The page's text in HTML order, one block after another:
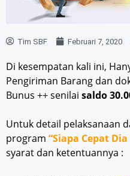
Tim SBF Februari 7, 2020
Di kesempatan kali ini,
Pengiriman Barang dan
Bunus ++ senilai saldo
Untuk detail pelaksanaan
program “Siapa Cepat
syarat dan ketentuannya :